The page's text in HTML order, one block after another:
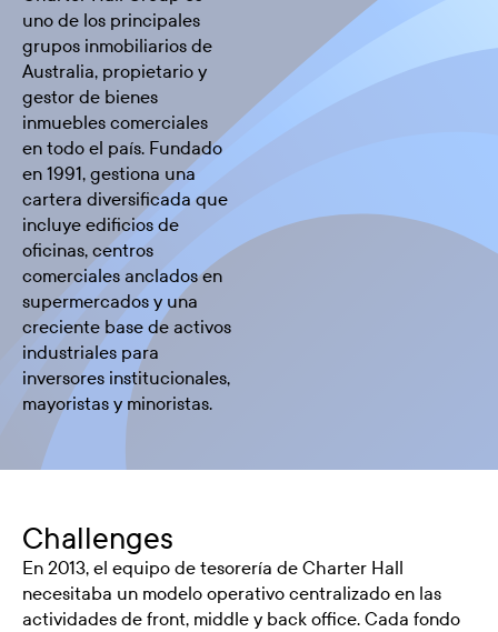
uno de los principales
grupos inmobiliarios de
Australia, propietario y
gestor de bienes
inmuebles comerciales
en todo el país. Fundado
en 1991, gestiona una
cartera diversificada que
incluye edificios de
oficinas, centros
comerciales anclados en
supermercados y una
creciente base de activos
industriales para
inversores institucionales,
mayoristas y minoristas.
Challenges
En 2013, el equipo de tesorería de Charter Hall
necesitaba un modelo operativo centralizado en las
actividades de front, middle y back office. Cada fondo